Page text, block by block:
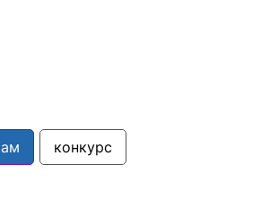
конкурс